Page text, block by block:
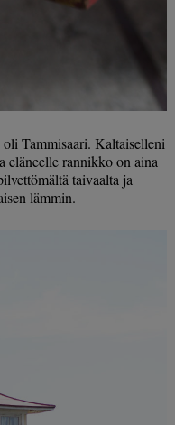
Tammisaari. Kaltaiselleni
eläneelle rannikko on aina
taivaalta ja
lämmin.